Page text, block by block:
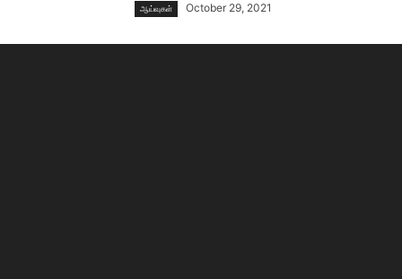
ஆய்வுகள் October 29, 2021